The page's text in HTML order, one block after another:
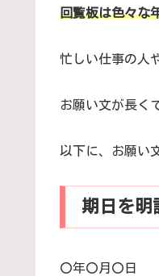
回覧板は色々な
忙しい仕事の人
お願い文が長く
以下に、お願い
期日を明
〇年〇月〇日